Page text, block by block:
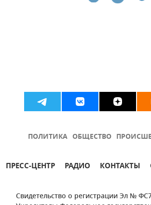
ПОЛИТИКА ОБЩЕСТВО
ПРЕСС-ЦЕНТР РАДИО КОНТАКТЫ
Свидетельство о регистрации Эл №